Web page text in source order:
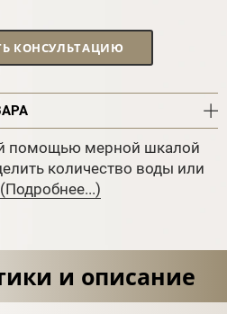
КОНСУЛЬТАЦИЮ
помощью мерной шкалой
количество воды или
(Подробнее...)
и описание